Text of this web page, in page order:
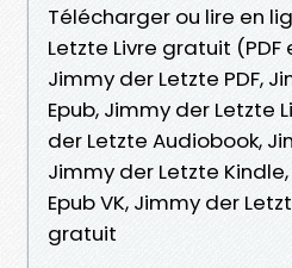
Télécharger ou lire en
Letzte Livre gratuit (PDF
Jimmy der Letzte PDF,
Epub, Jimmy der Letzte
der Letzte Audiobook,
Jimmy der Letzte
Epub VK, Jimmy der
gratuit